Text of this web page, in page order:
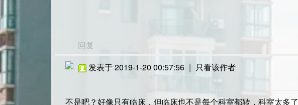
回复
发表于 2019-1-20 00:57:56 | 只看该作者
不是吧？好像只有临床，但临床也不是每个科室都转，科室太多了